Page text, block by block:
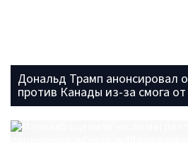
Дональд Трамп анонсировал
против Канады из-за смога